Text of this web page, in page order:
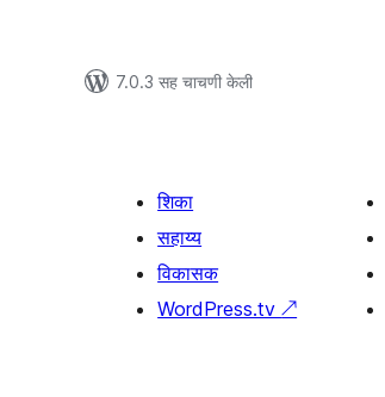
7.0.3 सह चाचणी केली
शिका
सहाय्य
विकासक
WordPress.tv↗